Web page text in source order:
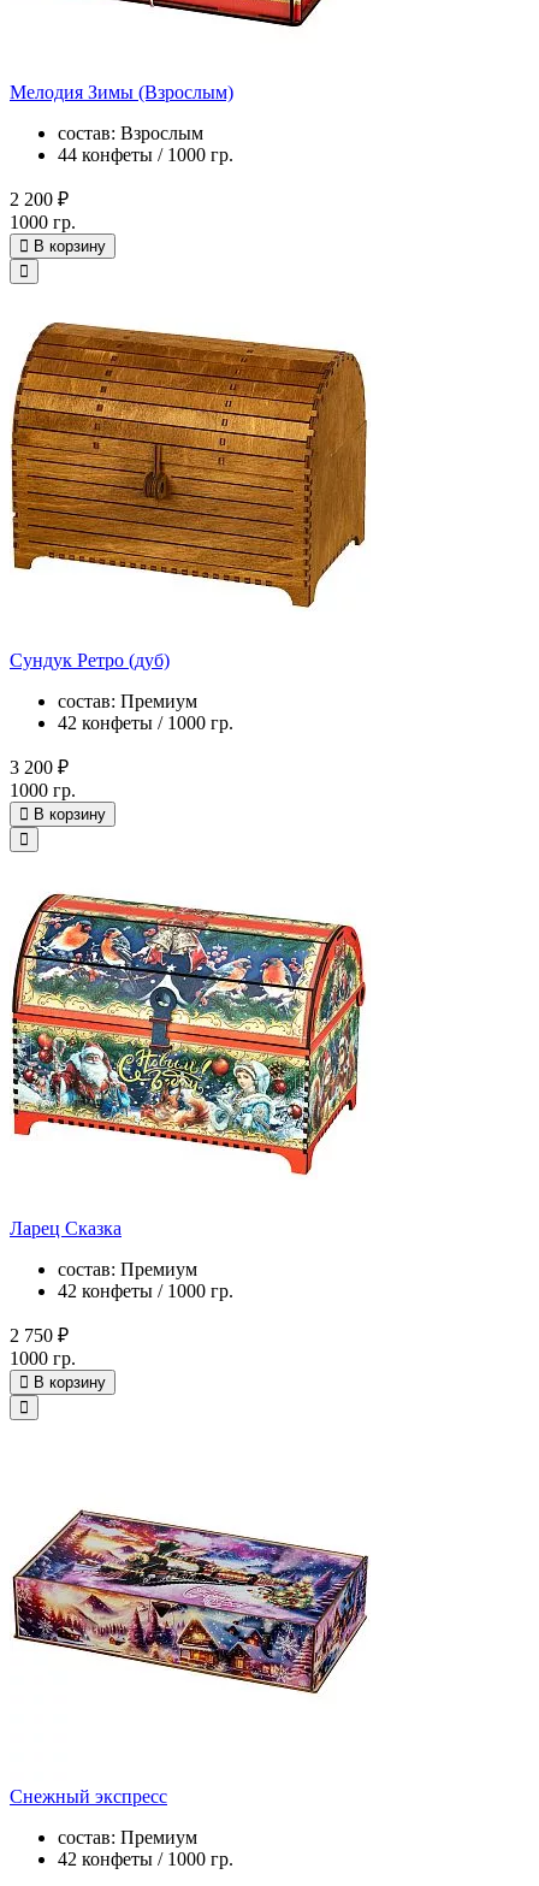
Мелодия Зимы (Взрослым)
состав: Взрослым
44 конфеты / 1000 гр.
2 200 ₽
1000 гр.
В корзину
Сундук Ретро (дуб)
состав: Премиум
42 конфеты / 1000 гр.
3 200 ₽
1000 гр.
В корзину
Ларец Сказка
состав: Премиум
42 конфеты / 1000 гр.
2 750 ₽
1000 гр.
В корзину
Снежный экспресс
состав: Премиум
42 конфеты / 1000 гр.